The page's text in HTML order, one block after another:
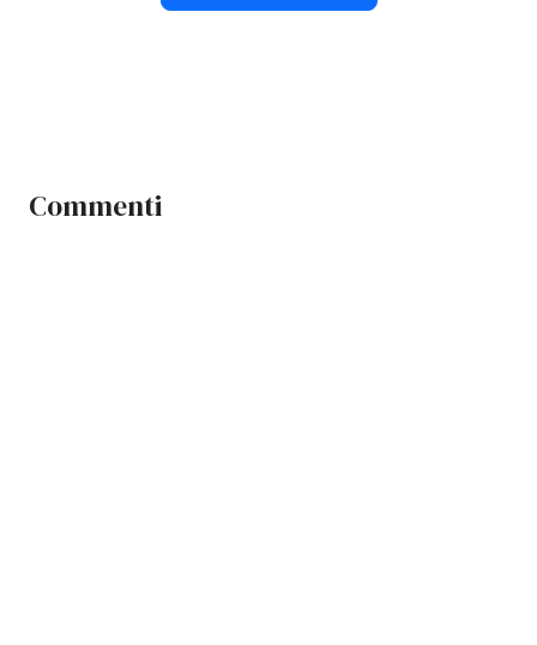
Commenti